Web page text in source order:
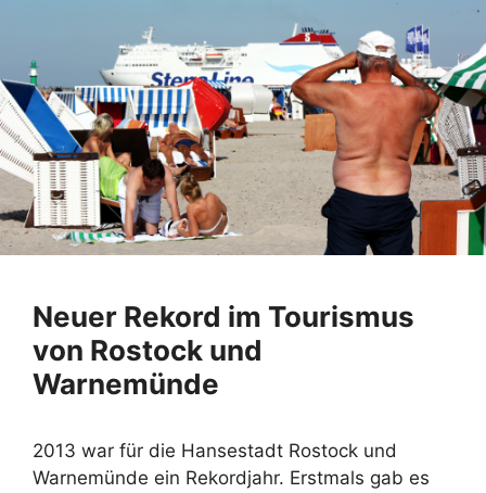
Neuer Rekord im Tourismus
von Rostock und
Warnemünde
2013 war für die Hansestadt Rostock und
Warnemünde ein Rekordjahr. Erstmals gab es